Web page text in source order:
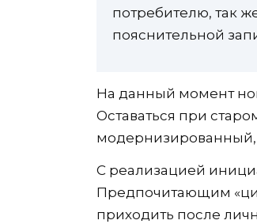
потребителю, так
пояснительной
На данный момент
Оставаться при
С реализацией
Предпочитающим
приходить после